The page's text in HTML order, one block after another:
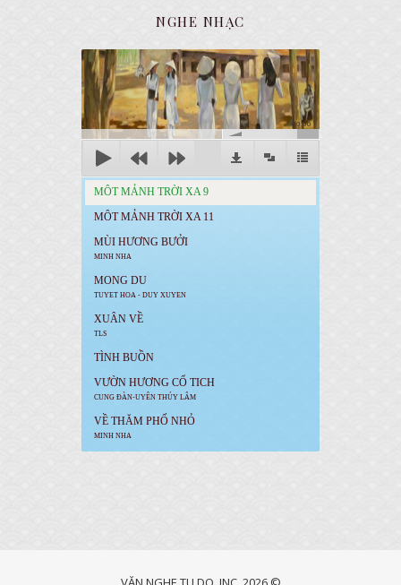
NGHE NHẠC
00:00
MÔT MẢNH TRỜI XA 9
MÔT MẢNH TRỜI XA 11
MÙI HƯƠNG BƯỞI
MINH NHA
MONG DU
TUYET HOA - DUY XUYEN
XUÂN VỀ
TLS
TÌNH BUỒN
VƯỜN HƯƠNG CỔ TICH
CUNG ĐÀN-UYÊN THÚY LÂM
VỀ THĂM PHỐ NHỎ
MINH NHA